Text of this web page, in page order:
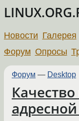
Новости Галерея
Форум Опросы
Форум — Desktop